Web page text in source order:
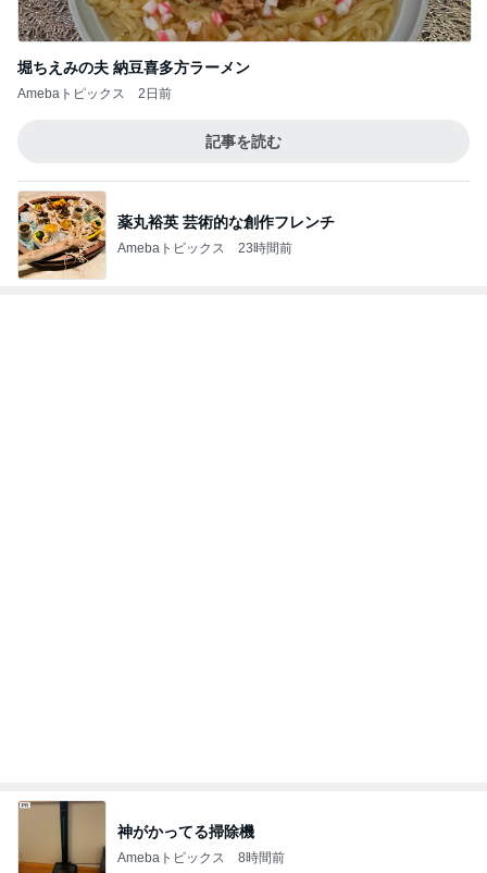
堀ちえみの夫 納豆喜多方ラーメン
Amebaトピックス 2日前
記事を読む
薬丸裕英 芸術的な創作フレンチ
Amebaトピックス 23時間前
桃 4回目の歯の矯正アフターケア